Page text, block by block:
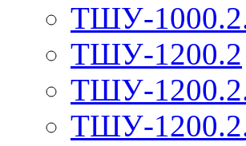
ТШУ-
ТШУ-1200.2
ТШУ-
ТШУ-